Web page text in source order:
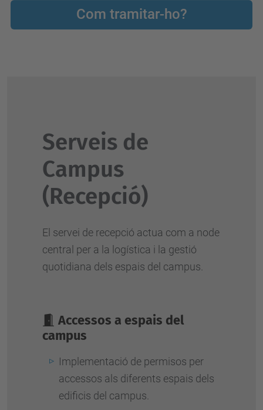
Com tramitar-ho?
Serveis de
Campus
(Recepció)
El servei de recepció actua com a node
central per a la logística i la gestió
quotidiana dels espais del campus.
Accessos a espais del
campus
Implementació de permisos per
accessos als diferents espais dels
edificis del campus.